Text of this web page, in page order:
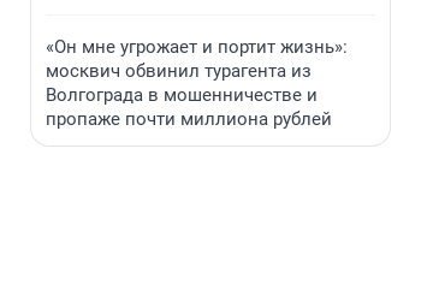
«Он мне угрожает и портит жизнь»:
москвич обвинил турагента из
Волгограда в мошенничестве и
пропаже почти миллиона рублей